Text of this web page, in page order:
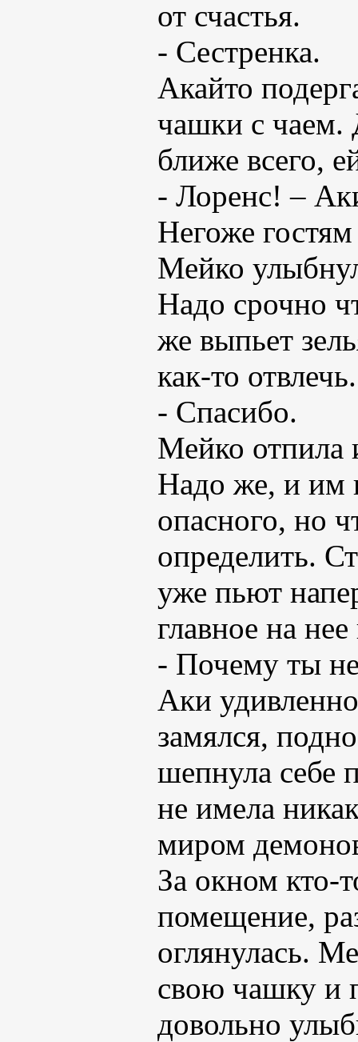
от счастья.
- Сестренка.
Акайто
чашки с чаем.
ближе всего,
- Лоренс! –
Негоже гостям
Мейко
Надо срочно
же выпьет
как-то отвлечь.
- Спасибо.
Мейко отпила
Надо же, и им
опасного, но
определить.
уже пьют
главное на
- Почему ты
Аки
замялся,
шепнула себе
не имела
миром
За окном кто-
помещение,
оглянулась.
свою чашку и
довольно